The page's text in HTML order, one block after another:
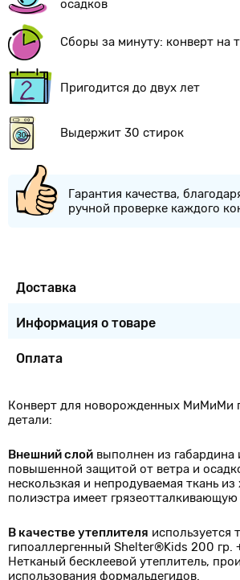
осадков
Сборы за минуту: конверт на
Пригодится до двух лет
Выдержит 30 стирок
Гарантия качества,
ручной проверке каждого
Доставка
Информация о товаре
Оплата
Конверт для новорожденных МиМиМи
детали:
Внешний слой выполнен из габардина
повышенной защитой от ветра и
нескользкая и непродуваемая ткань из
полиэстра имеет грязеотталкивающую
В качестве утеплителя используется
гипоаллергенный Shelter®Kids 200 гр.
Нетканый бесклеевой утеплитель,
использования формальдегидов.